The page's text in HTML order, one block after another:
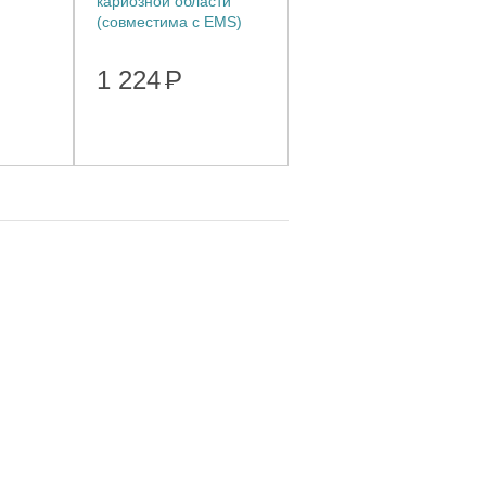
(совместима с EMS)
1 224Р